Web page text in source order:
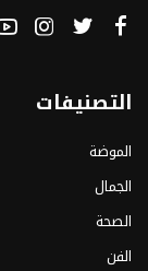
التصنيفات
الموضة
الجمال
الصحة
الفن